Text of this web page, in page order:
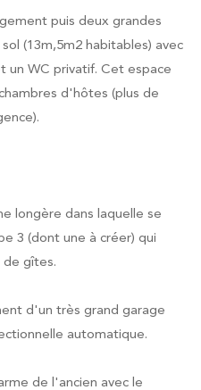
puis deux grandes
(13m,5m2 habitables) avec
un WC privatif. Cet espace
d'hôtes (plus de
longère dans laquelle se
3 (dont une à créer) qui
gîtes.
d'un très grand garage
automatique.
de l'ancien avec le